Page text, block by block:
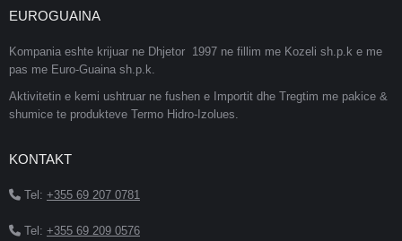
EUROGUAINA
Kompania eshte krijuar ne Dhjetor 1997 ne fillim me Kozeli sh.p.k e me
pas me Euro-Guaina sh.p.k.
Aktivitetin e kemi ushtruar ne fushen e Importit dhe Tregtim me pakice &
shumice te produkteve Termo Hidro-Izolues.
KONTAKT
Tel: +355 69 207 0781
Tel: +355 69 209 0576